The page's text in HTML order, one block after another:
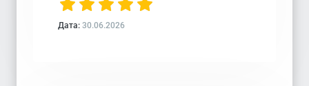
Дата: 30.06.2026